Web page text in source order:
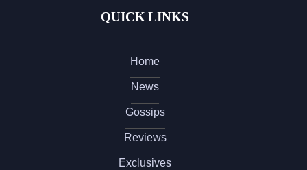
QUICK LINKS
Home
News
Gossips
Reviews
Exclusives